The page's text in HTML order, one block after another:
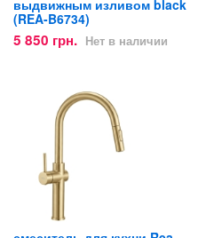
выдвижным изливом black
(REA-B6734)
5 850 грн. Нет в наличии